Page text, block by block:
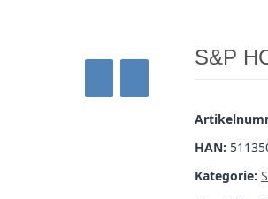
S&P
HAN:
Kategorie: